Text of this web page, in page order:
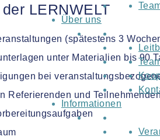
Über uns
Informationen
LERNWELT
(spätestens 3
unter Materialien bis 90
bei
Referierenden und